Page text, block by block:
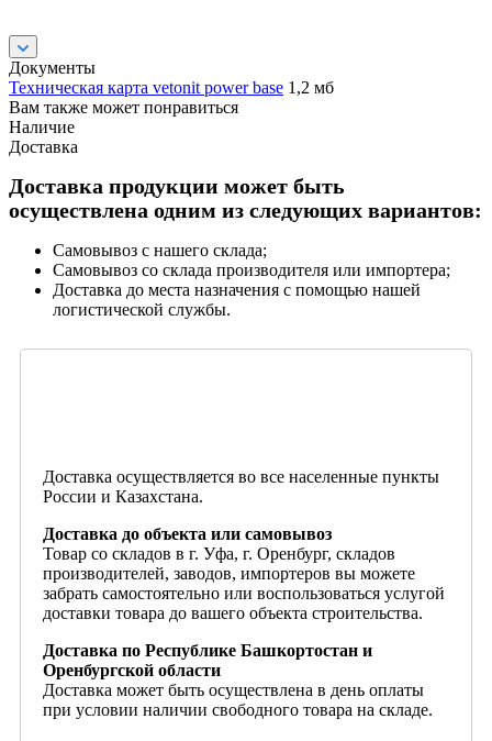
Документы
Техническая карта vetonit power base 1,2 мб
Вам также может понравиться
Наличие
Доставка
Доставка продукции может быть
осуществлена одним из следующих вариантов:
Самовывоз с нашего склада;
Самовывоз со склада производителя или импортера;
Доставка до места назначения с помощью нашей
логистической службы.
Доставка осуществляется во все населенные пункты
России и Казахстана.
Доставка до объекта или самовывоз
Товар со складов в г. Уфа, г. Оренбург, складов
производителей, заводов, импортеров вы можете
забрать самостоятельно или воспользоваться услугой
доставки товара до вашего объекта строительства.
Доставка по Республике Башкортостан и
Оренбургской области
Доставка может быть осуществлена в день оплаты
при условии наличии свободного товара на складе.